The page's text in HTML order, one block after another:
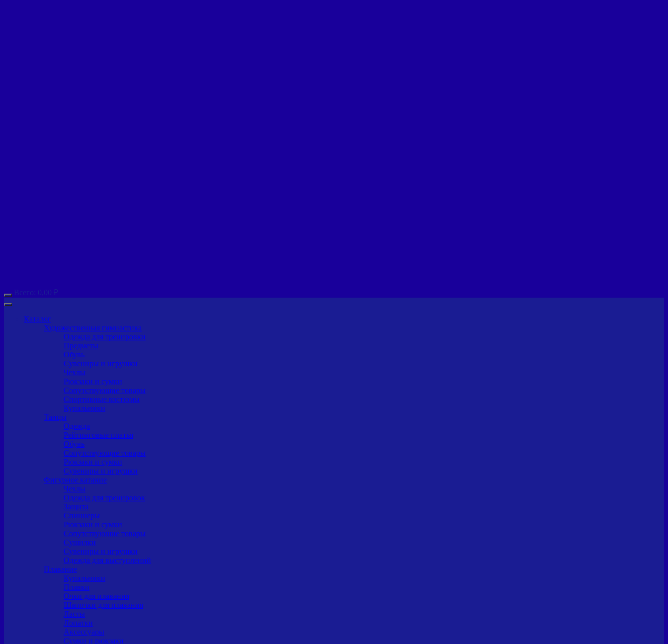
Всего: 0,00 ₽
Каталог
Художественная гимнастика
Одежда для тренировки
Предметы
Обувь
Сувениры и игрушки
Чехлы
Рюкзаки и сумки
Сопутствующие товары
Спортивные костюмы
Купальники
Танцы
Одежда
Рейтинговые платья
Обувь
Сопутствующие товары
Рюкзаки и сумки
Сувениры и игрушки
Фигурное катание
Чехлы
Одежда для тренировок
Защита
Спиннеры
Рюкзаки и сумки
Сопутствующие товары
Сушилки
Сувениры и игрушки
Одежда для выступлений
Плавание
Купальники
Плавки
Очки для плавания
Шапочки для плавания
Ласты
Лопатки
Аксессуары
Сумки и рюкзаки